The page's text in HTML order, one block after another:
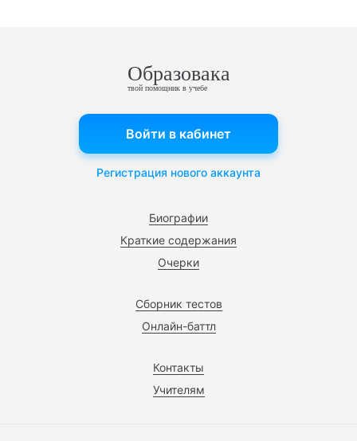
Образовака
твой помощник в учебе
Биографии
Краткие содержания
Очерки
Сборник тестов
Онлайн-баттл
Контакты
Учителям
Войти в кабинет
Регистрация нового аккаунта